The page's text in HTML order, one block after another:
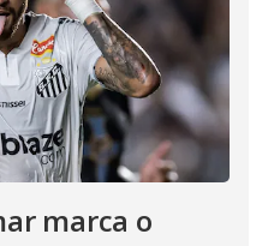
marca o